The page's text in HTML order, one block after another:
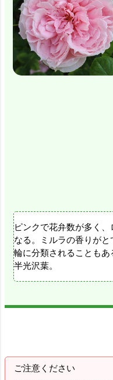
ピンクで花弁数が多く
なる。ミルラの香りが
輪に分類されることもあ
半光沢葉。
ご注意ください